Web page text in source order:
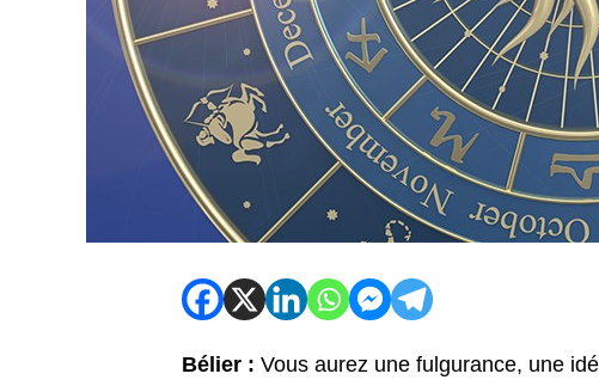
Bélier : Vous aurez une fulgurance, une